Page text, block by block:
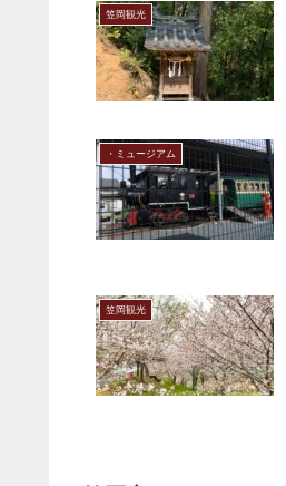
笠岡観光
・ミュージアム
笠岡観光